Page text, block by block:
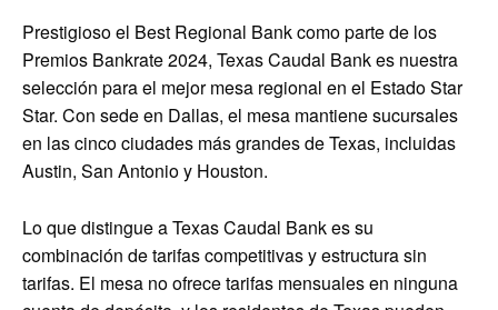
Prestigioso el Best Regional Bank como parte de los
Premios Bankrate 2024, Texas Caudal Bank es nuestra
selección para el mejor mesa regional en el Estado Star
Star. Con sede en Dallas, el mesa mantiene sucursales
en las cinco ciudades más grandes de Texas, incluidas
Austin, San Antonio y Houston.
Lo que distingue a Texas Caudal Bank es su
combinación de tarifas competitivas y estructura sin
tarifas. El mesa no ofrece tarifas mensuales en ninguna